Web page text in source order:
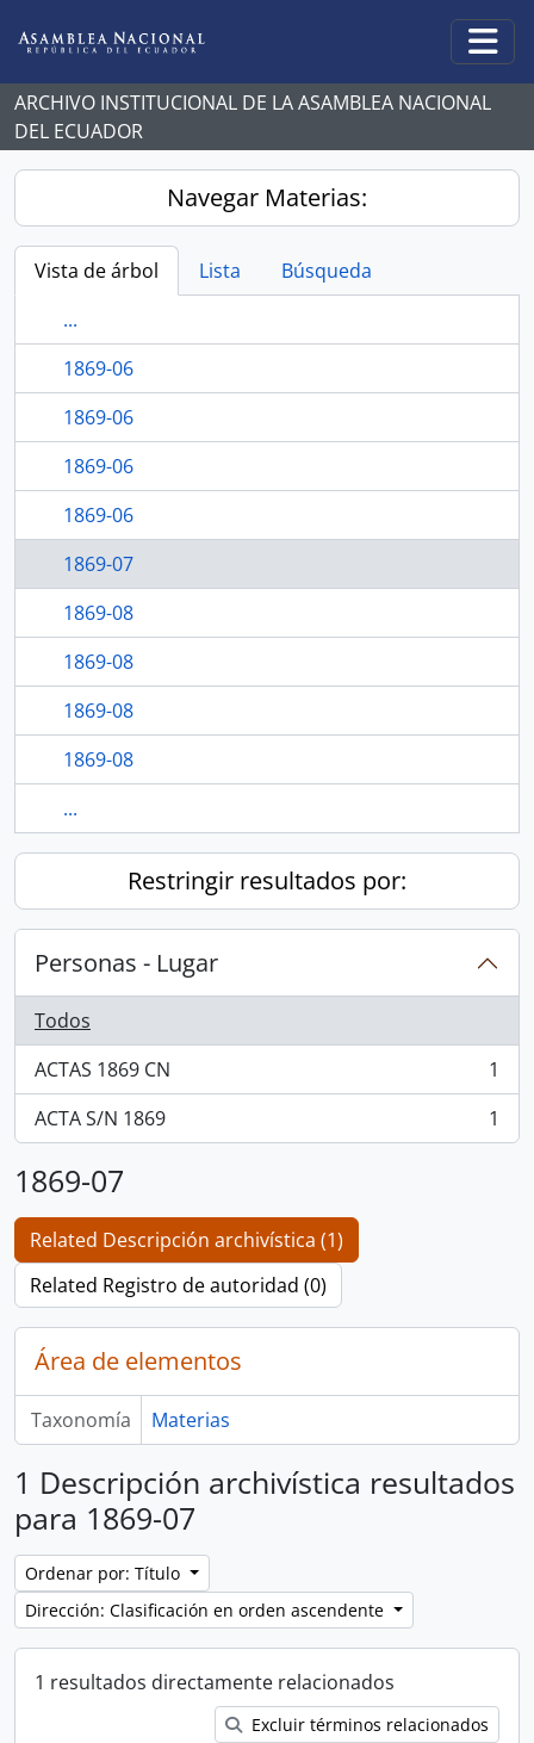
ARCHIVO INSTITUCIONAL DE LA ASAMBLEA NACIONAL
DEL ECUADOR
Navegar Materias:
Vista de árbol Lista
Búsqueda
...
1869-06
1869-06
1869-06
1869-06
1869-07
1869-08
1869-08
1869-08
1869-08
...
Restringir resultados por:
Personas - Lugar
Todos
ACTAS 1869 CN
, 1 resultados
1
ACTA S/N 1869
, 1 resultados 1
1869-07
Related Descripción archivística (1)
Related Registro de autoridad (0)
Área de elementos
Taxonomía Materias
1 Descripción archivística resultados
para 1869-07
Ordenar por: Título
Dirección: Clasificación en orden ascendente
1 resultados directamente relacionados
Excluir términos relacionados